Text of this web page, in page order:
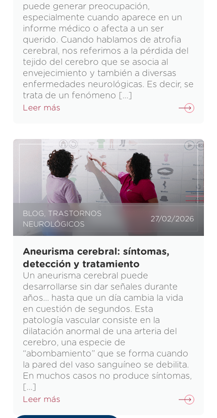
puede generar preocupación,
especialmente cuando aparece en un
informe médico o afecta a un ser
querido. Cuando hablamos de atrofia
cerebral, nos referimos a la pérdida del
tejido del cerebro que se asocia al
envejecimiento y también a diversas
enfermedades neurológicas. Es decir, se
trata de un fenómeno […]
Leer más
BLOG,
TRASTORNOS
NEUROLÓGICOS
27/02/2026
Aneurisma cerebral: síntomas,
detección y tratamiento
Un aneurisma cerebral puede
desarrollarse sin dar señales durante
años… hasta que un día cambia la vida
en cuestión de segundos. Esta
patología vascular consiste en la
dilatación anormal de una arteria del
cerebro, una especie de
“abombamiento” que se forma cuando
la pared del vaso sanguíneo se debilita.
En muchos casos no produce síntomas,
[…]
Leer más